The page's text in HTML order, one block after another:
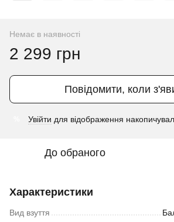
Немає в наявності
2 299 грн
Повідомити, коли
Увійти для відображення
До обраного
Характеристики
Вид взуття